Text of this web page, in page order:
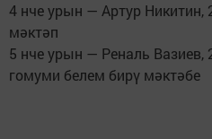
4 нче урын — Артур Никитин,
мәктәп
5 нче урын — Реналь Вазиев,
гомуми белем бирү мәктәбе